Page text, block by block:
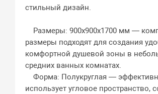
стильный дизайн.
Размеры: 900x900x1700 мм —
размеры подходят для создания
комфортной душевой зоны в
средних ванных комнатах.
Форма: Полукруглая —
использует угловое пространство,